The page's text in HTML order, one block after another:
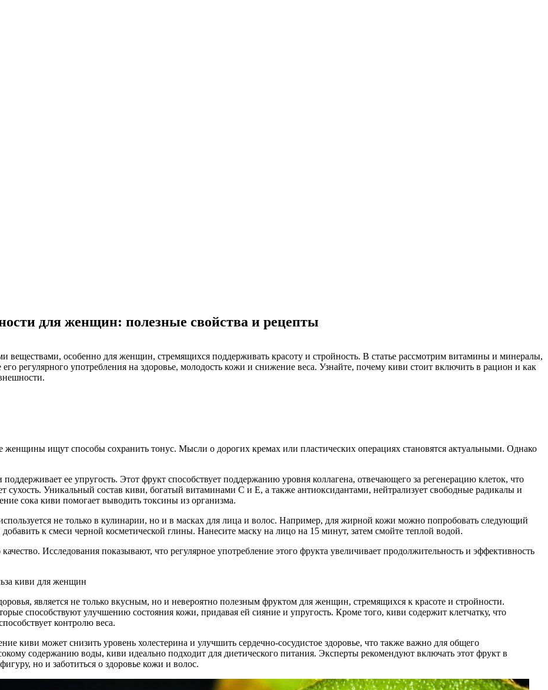
для женщин: полезные свойства и рецепты
особенно для женщин, стремящихся поддерживать красоту и стройность. В статье рассмотрим витамины и минералы,
регулярного употребления на здоровье, молодость кожи и снижение веса. Узнайте, почему киви стоит включить в рацион и как
женщины ищут способы сохранить тонус. Мысли о дорогих кремах или пластических операциях становятся актуальными. Однако
ее упругость. Этот фрукт способствует поддержанию уровня коллагена, отвечающего за регенерацию клеток, что
сухость. Уникальный состав киви, богатый витаминами С и Е, а также антиоксидантами, нейтрализует свободные радикалы и
сока киви помогает выводить токсины из организма.
не только в кулинарии, но и в масках для лица и волос. Например, для жирной кожи можно попробовать следующий
к смеси черной косметической глины. Нанесите маску на лицо на 15 минут, затем смойте теплой водой.
Исследования показывают, что регулярное употребление этого фрукта увеличивает продолжительность и эффективность
является не только вкусным, но и невероятно полезным фруктом для женщин, стремящихся к красоте и стройности.
способствуют улучшению состояния кожи, придавая ей сияние и упругость. Кроме того, киви содержит клетчатку, что
контролю веса.
киви может снизить уровень холестерина и улучшить сердечно-сосудистое здоровье, что также важно для общего
содержанию воды, киви идеально подходит для диетического питания. Эксперты рекомендуют включать этот фрукт в
но и заботиться о здоровье кожи и волос.